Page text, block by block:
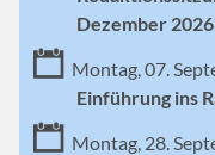
Dezember 2026
Montag, 07.
Einführung ins
Montag, 28.